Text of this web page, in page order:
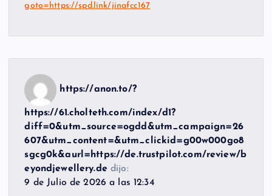
goto=https://spd.link/jinafcc167
https://anon.to/?
https://61.cholteth.com/index/d1?
diff=0&utm_source=ogdd&utm_campaign=26
607&utm_content=&utm_clickid=g00w000go8
sgcg0k&aurl=https://de.trustpilot.com/review/b
eyondjewellery.de dijo:
9 de Julio de 2026 a las 12:34